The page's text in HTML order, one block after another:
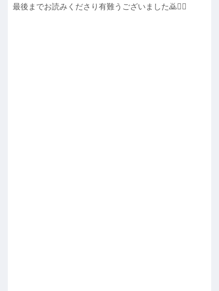
最後までお読みくださり有難うございました🙇🙇‍♀️